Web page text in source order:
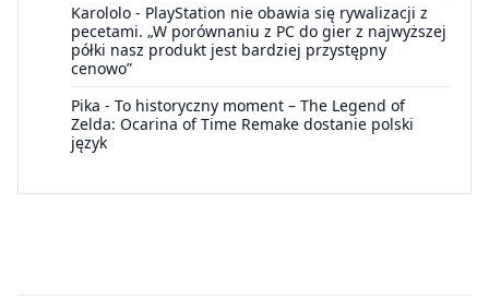
Karololo - PlayStation nie obawia się rywalizacji z
pecetami. „W porównaniu z PC do gier z najwyższej
półki nasz produkt jest bardziej przystępny
cenowo”
Pika - To historyczny moment – The Legend of
Zelda: Ocarina of Time Remake dostanie polski
język